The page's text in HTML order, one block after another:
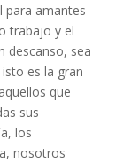
para amantes
trabajo y el
descanso, sea
es la gran
que
sus
los
nosotros